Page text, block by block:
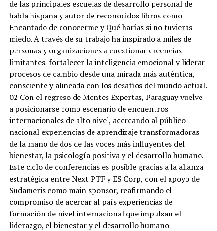
de las principales escuelas de desarrollo personal de
habla hispana y autor de reconocidos libros como
Encantado de conocerme y Qué harías si no tuvieras
miedo. A través de su trabajo ha inspirado a miles de
personas y organizaciones a cuestionar creencias
limitantes, fortalecer la inteligencia emocional y liderar
procesos de cambio desde una mirada más auténtica,
consciente y alineada con los desafíos del mundo actual.
02 Con el regreso de Mentes Expertas, Paraguay vuelve
a posicionarse como escenario de encuentros
internacionales de alto nivel, acercando al público
nacional experiencias de aprendizaje transformadoras
de la mano de dos de las voces más influyentes del
bienestar, la psicología positiva y el desarrollo humano.
Este ciclo de conferencias es posible gracias a la alianza
estratégica entre Next PTF y ES Corp, con el apoyo de
Sudameris como main sponsor, reafirmando el
compromiso de acercar al país experiencias de
formación de nivel internacional que impulsan el
liderazgo, el bienestar y el desarrollo humano.